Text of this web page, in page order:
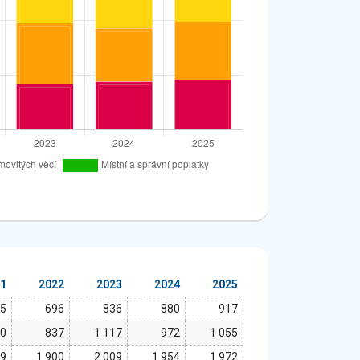
2022 2023 2024
2025
696 836 880
917
837 1 117 972
1 055
1 900 2 009 1 954 1 972